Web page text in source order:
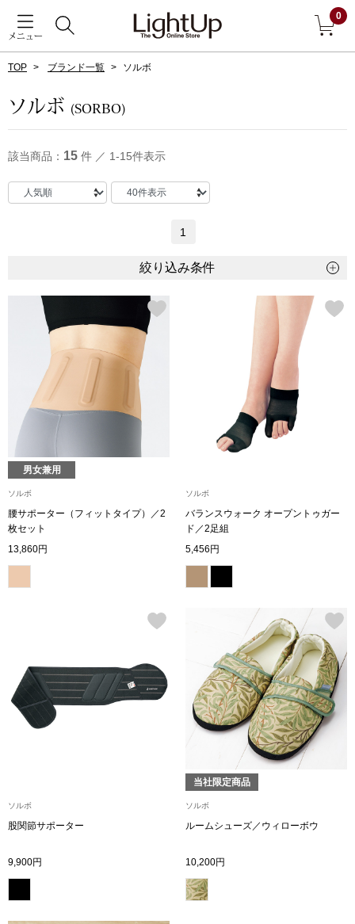
メニュー
0
すべて見る
ダーウェア
アクセサリー
ン雑貨
アウター
その他
トップス
Tシャツ／カッ
ベスト
その他
ボトムス
パンツ／スラ
TOP ブランド一覧 ソルボ
ソルボ (SORBO)
該当商品： 15 件 ／ 1-15件表示
1
絞り込み条件
男女兼用
ソルボ
腰サポーター（フィットタイプ）／2
枚セット
13,860円
ソルボ
バランスウォーク オープントゥガー
ド／2足組
5,456円
ソルボ
股関節サポーター
9,900円
当社限定商品
ソルボ
ルームシューズ／ウィローボウ
10,200円